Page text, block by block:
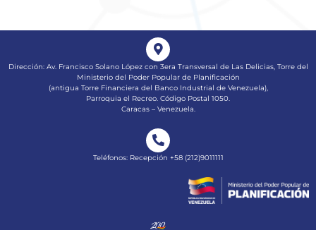
Dirección: Av. Francisco Solano López con 3era Transversal de Las Delicias, Torre del
Ministerio del Poder Popular de Planificación
(antigua Torre Financiera del Banco Industrial de Venezuela),
Parroquia el Recreo. Código Postal 1050.
Caracas – Venezuela.
Teléfonos: Recepción +58 ​(212)9011111